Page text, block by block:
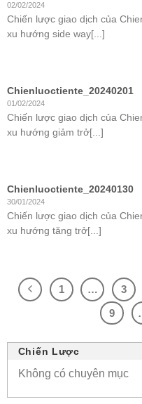
02/02/2024
Chiến lược giao dịch của
xu hướng side way[...]
Chienluoctiente_20240201
01/02/2024
Chiến lược giao dịch của
xu hướng giảm trở[...]
Chienluoctiente_20240130
30/01/2024
Chiến lược giao dịch của
xu hướng tăng trở[...]
1 … 3
9
Chiến Lược
Không có chuyên mục